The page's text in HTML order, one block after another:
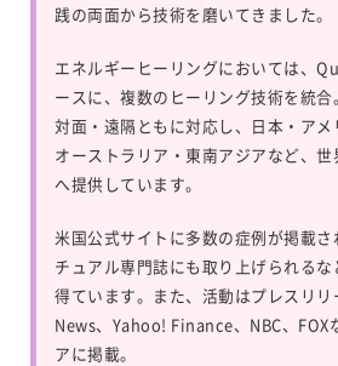
践の両面から技術を磨いてきました。
エネルギーヒーリングにおいては、
ースに、複数のヒーリング技術を統合。
対面・遠隔ともに対応し、日本・アメ
オーストラリア・東南アジアなど、
へ提供しています。
米国公式サイトに多数の症例が掲載さ
チュアル専門誌にも取り上げられる
得ています。また、活動はプレスリリ
News、Yahoo! Finance、NBC、FOX
アに掲載。